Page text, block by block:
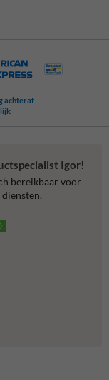
achteraf
Igor!
bereikbaar voor